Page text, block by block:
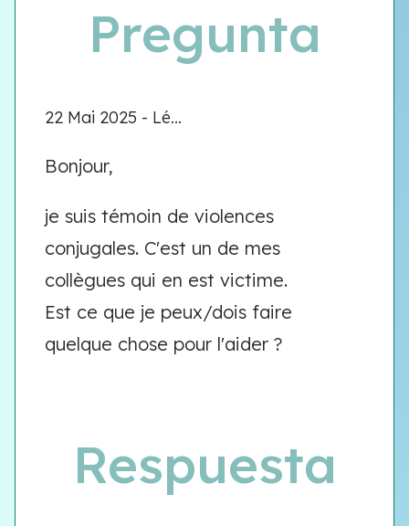
Pregunta
22 Mai 2025 - Lé...
Bonjour,
je suis témoin de violences
conjugales. C'est un de mes
collègues qui en est victime.
Est ce que je peux/dois faire
quelque chose pour l'aider ?
Respuesta